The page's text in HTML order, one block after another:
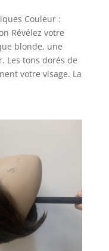
Couleur :
Révélez votre
blonde, une
Les tons dorés de
votre visage. La